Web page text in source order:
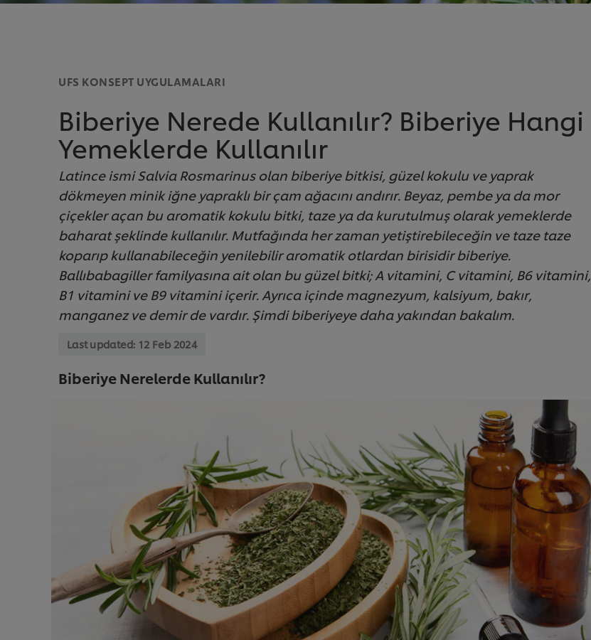
UFS KONSEPT UYGULAMALARI
Biberiye Nerede Kullanılır? Biberiye Hangi
Yemeklerde Kullanılır
Latince ismi Salvia Rosmarinus olan biberiye bitkisi, güzel kokulu ve yaprak
dökmeyen minik iğne yapraklı bir çam ağacını andırır. Beyaz, pembe ya da mor
çiçekler açan bu aromatik kokulu bitki, taze ya da kurutulmuş olarak yemeklerde
baharat şeklinde kullanılır. Mutfağında her zaman yetiştirebileceğin ve taze taze
koparıp kullanabileceğin yenilebilir aromatik otlardan birisidir biberiye.
Ballıbabagiller familyasına ait olan bu güzel bitki; A vitamini, C vitamini, B6 vitamini,
B1 vitamini ve B9 vitamini içerir. Ayrıca içinde magnezyum, kalsiyum, bakır,
manganez ve demir de vardır. Şimdi biberiyeye daha yakından bakalım.
Last updated: 12 Feb 2024
Biberiye Nerelerde Kullanılır?